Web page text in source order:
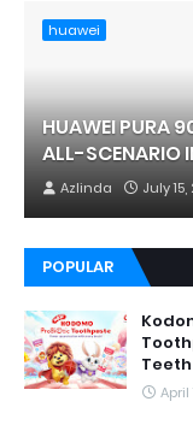
huawei
HUAWEI PURA
ALL-SCENARIO
Azlinda July
POPULAR
Teeth
April